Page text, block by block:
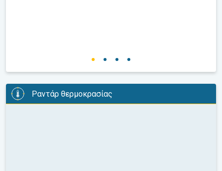
Ραντάρ θερμοκρασίας